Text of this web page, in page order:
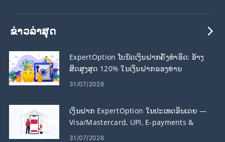
ຂ່າວ​ລ່າ​ສຸດ
ExpertOption ໂບນັດເງິນຝາກຄັ້ງທໍາອິດ: ອ້າງ
ສິດສູງສຸດ 120% ໃນເງິນຝາກຂອງທ່ານ
31/07/2026
ເງິນຝາກ ExpertOption ໃນປະເທດອິນເດຍ —
Visa/Mastercard, UPI, E-payments &
Crypto
31/07/2026